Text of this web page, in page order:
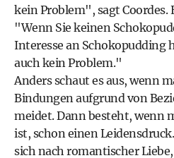
kein Problem", sagt Coordes.
"Wenn Sie keinen
Interesse an Schokopudding
auch kein Problem."
Anders schaut es aus, wenn
Bindungen aufgrund von
meidet. Dann besteht, wenn
ist, schon einen
sich nach romantischer